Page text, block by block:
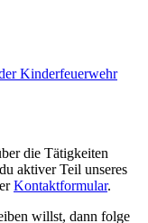
Kinderfeuerwehr
die Tätigkeiten
aktiver Teil unseres
Kontaktformular.
willst, dann folge